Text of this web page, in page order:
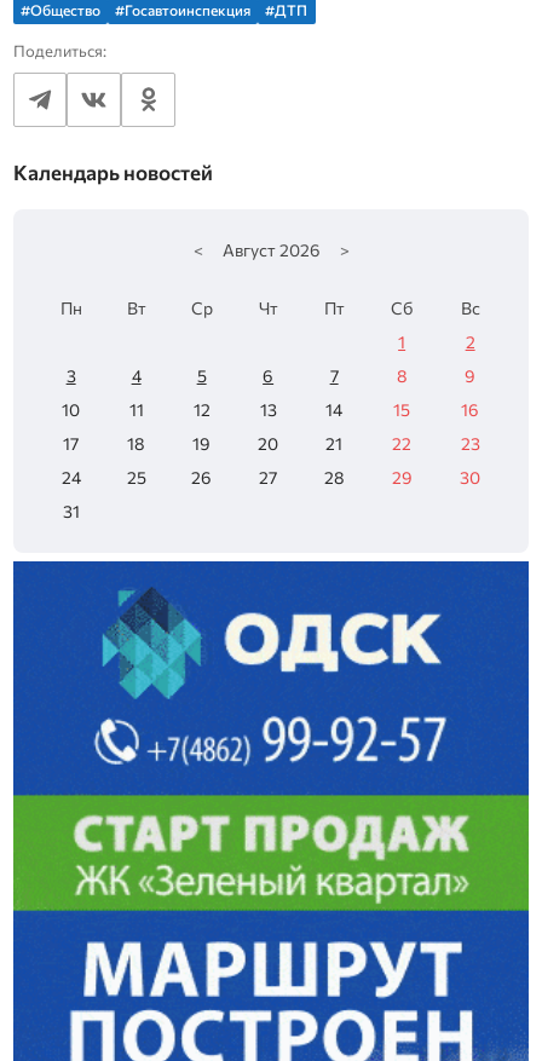
#Общество #Госавтоинспекция #ДТП
Поделиться:
Календарь новостей
< Август 2026 >
Пн Вт Ср Чт Пт Сб
Вс
1
2
3
4 5 6 7 8
9
10
11 12 13 14 15
16
17
18 19 20 21 22
23
24
25 26 27 28 29
30
31